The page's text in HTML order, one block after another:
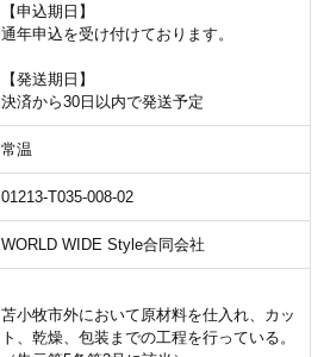
【申込期日】
通年申込を受け付けております。
【発送期日】
決済から30日以内で発送予定
常温
01213-T035-008-02
WORLD WIDE Style合同会社
苫小牧市外において原材料を仕入れ、カッ
ト、乾燥、包装までの工程を行っている。